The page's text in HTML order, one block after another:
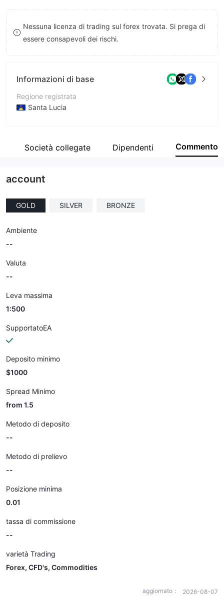
8
9Nessuna licenza di trading sul forex trovata. Si prega di
essere consapevoli dei rischi.
Informazioni di base
Regione registrata
Santa Lucia
Azienda
Società collegate Dipendenti Commento
account
GOLD SILVER BRONZE
Ambiente
--
Valuta
--
Leva massima
1:500
SupportatoEA
Deposito minimo
$1000
Spread Minimo
from 1.5
Metodo di deposito
--
Metodo di prelievo
--
Posizione minima
0.01
tassa di commissione
--
varietà Trading
Forex, CFD's, Commodities
aggiornato： 2026-08-07